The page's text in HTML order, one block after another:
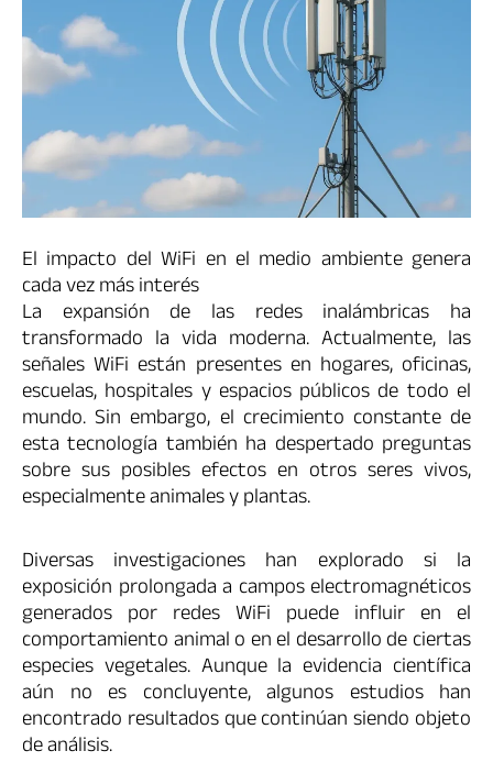
El impacto del WiFi en el medio ambiente genera
cada vez más interés
La expansión de las redes inalámbricas ha
transformado la vida moderna. Actualmente, las
señales WiFi están presentes en hogares, oficinas,
escuelas, hospitales y espacios públicos de todo el
mundo. Sin embargo, el crecimiento constante de
esta tecnología también ha despertado preguntas
sobre sus posibles efectos en otros seres vivos,
especialmente animales y plantas.
Diversas investigaciones han explorado si la
exposición prolongada a campos electromagnéticos
generados por redes WiFi puede influir en el
comportamiento animal o en el desarrollo de ciertas
especies vegetales. Aunque la evidencia científica
aún no es concluyente, algunos estudios han
encontrado resultados que continúan siendo objeto
de análisis.